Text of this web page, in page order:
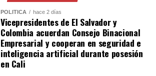
POLÍTICA hace 2 días
Vicepresidentes de El Salvador y
Colombia acuerdan Consejo Binacional
Empresarial y cooperan en seguridad e
inteligencia artificial durante posesión
en Cali